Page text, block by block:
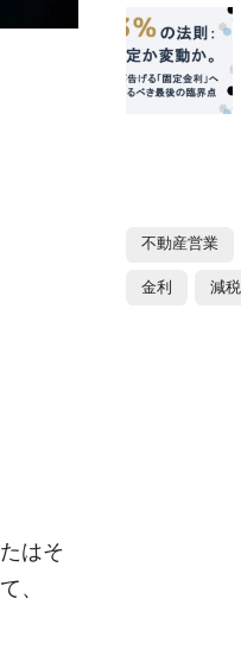
はそ
、
不動産営業
金利 減税